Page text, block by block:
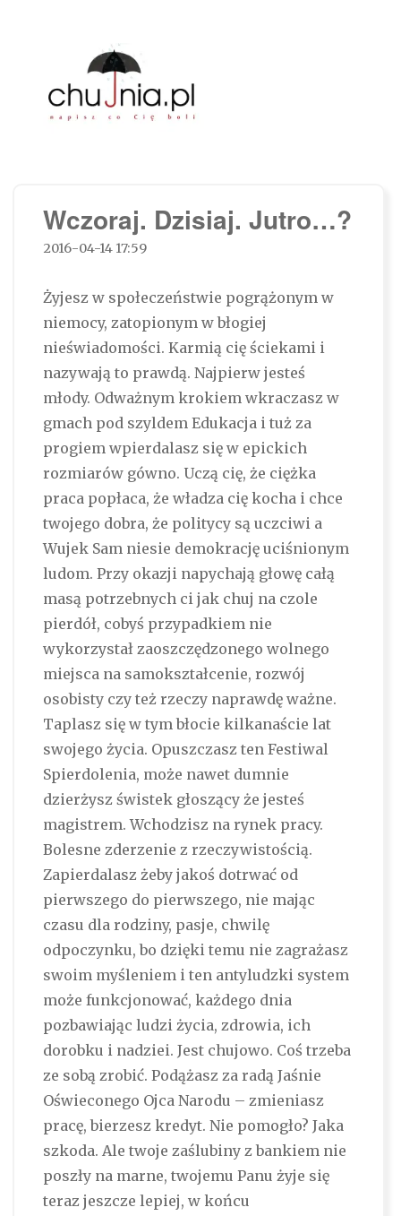
Wczoraj. Dzisiaj. Jutro…?
2016-04-14 17:59
Żyjesz w społeczeństwie pogrążonym w
niemocy, zatopionym w błogiej
nieświadomości. Karmią cię ściekami i
nazywają to prawdą. Najpierw jesteś
młody. Odważnym krokiem wkraczasz w
gmach pod szyldem Edukacja i tuż za
progiem wpierdalasz się w epickich
rozmiarów gówno. Uczą cię, że ciężka
praca popłaca, że władza cię kocha i chce
twojego dobra, że politycy są uczciwi a
Wujek Sam niesie demokrację uciśnionym
ludom. Przy okazji napychają głowę całą
masą potrzebnych ci jak chuj na czole
pierdół, cobyś przypadkiem nie
wykorzystał zaoszczędzonego wolnego
miejsca na samokształcenie, rozwój
osobisty czy też rzeczy naprawdę ważne.
Taplasz się w tym błocie kilkanaście lat
swojego życia. Opuszczasz ten Festiwal
Spierdolenia, może nawet dumnie
dzierżysz świstek głoszący że jesteś
magistrem. Wchodzisz na rynek pracy.
Bolesne zderzenie z rzeczywistością.
Zapierdalasz żeby jakoś dotrwać od
pierwszego do pierwszego, nie mając
czasu dla rodziny, pasje, chwilę
odpoczynku, bo dzięki temu nie zagrażasz
swoim myśleniem i ten antyludzki system
może funkcjonować, każdego dnia
pozbawiając ludzi życia, zdrowia, ich
dorobku i nadziei. Jest chujowo. Coś trzeba
ze sobą zrobić. Podążasz za radą Jaśnie
Oświeconego Ojca Narodu – zmieniasz
pracę, bierzesz kredyt. Nie pomogło? Jaka
szkoda. Ale twoje zaślubiny z bankiem nie
poszły na marne, twojemu Panu żyje się
teraz jeszcze lepiej, w końcu